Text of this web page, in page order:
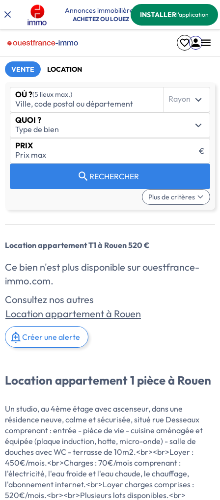
Annonces immobilières
ACHETEZ OU LOUEZ INSTALLERl'application
VENTE LOCATION
OÙ ?(5 lieux max.) Rayon
QUOI ?
PRIX
€
RECHERCHER
Plus de critères
Location appartement T1 à Rouen 520 €
Ce bien n'est plus disponible sur ouestfrance-
immo.com.
Consultez nos autres
Location appartement à Rouen
Créer une alerte
Location appartement 1 pièce à Rouen
Un studio, au 4ème étage avec ascenseur, dans une
résidence neuve, calme et sécurisée, situé rue Desseaux
comprenant : entrée - pièce de vie - cuisine aménagée et
équipée (plaque induction, hotte, micro-onde) - salle de
douches avec WC - terrasse de 10m2.<br><br>Loyer :
450€/mois.<br>Charges : 70€/mois comprenant :
l'électricité, l'eau froide et l'eau chaude, le chauffage,
l'abonnement internet.<br>Loyer charges comprises :
520€/mois.<br><br>Plusieurs lots disponibles.<br>